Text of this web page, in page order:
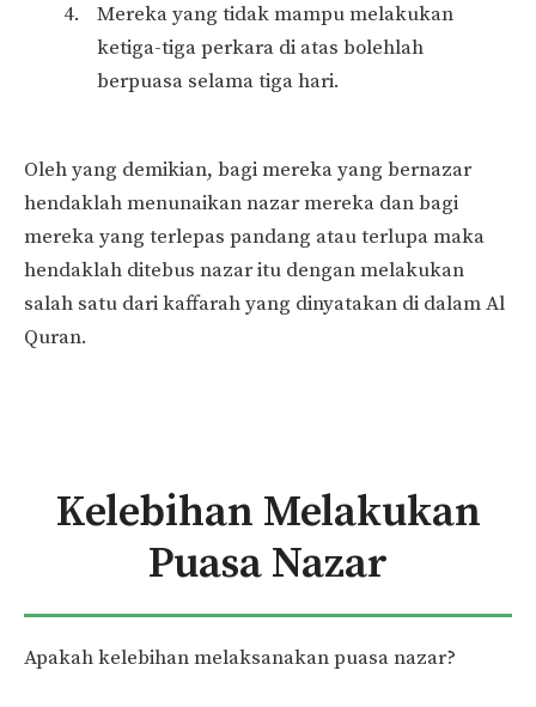
Mereka yang tidak mampu melakukan
ketiga-tiga perkara di atas bolehlah
berpuasa selama tiga hari.
Oleh yang demikian, bagi mereka yang bernazar
hendaklah menunaikan nazar mereka dan bagi
mereka yang terlepas pandang atau terlupa maka
hendaklah ditebus nazar itu dengan melakukan
salah satu dari kaffarah yang dinyatakan di dalam Al
Quran.
Kelebihan Melakukan
Puasa Nazar
Apakah kelebihan melaksanakan puasa nazar?